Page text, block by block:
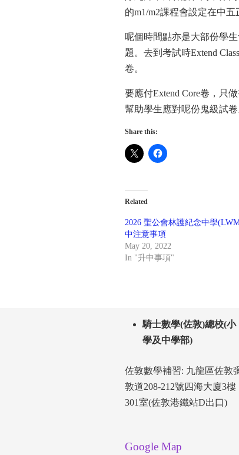
的m1/m2課程會設定在中五
呢個時間點亦是大部份學
題。去到考試時Extend
卷。
要應付Extend Core卷，只
幫助學生應對呢份鬼級試卷
Share this:
Related
2026 聖公會林護紀念中學
中注意事項
May 20, 2022
In "升中事項"
騎士數學(佐敦)總校(小
學及中學部)
佐敦數學補習: 九龍區佐敦
敦道208-212號四海大廈3樓
301室(佐敦港鐵站D出口)
Google Map